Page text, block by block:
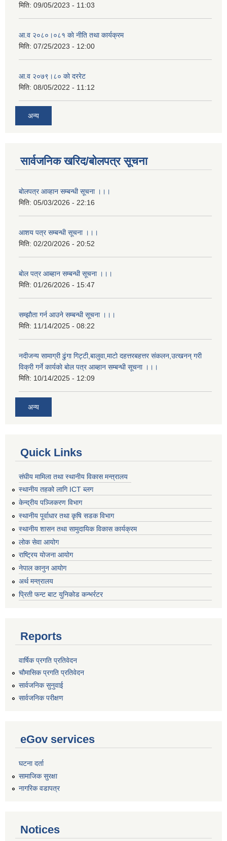
मिति: 09/05/2023 - 11:03
आ.व २०८०।०८१ काे नीति तथा कार्यक्रम
मिति: 07/25/2023 - 12:00
आ.व २०७९।८० काे दररेट
मिति: 08/05/2022 - 11:12
अन्य
सार्वजनिक खरिद/बोलपत्र सूचना
बोलपत्र आव्हान सम्बन्धी सूचना ।।।
मिति: 05/03/2026 - 22:16
आशय पत्र सम्बन्धी सूचना ।।।
मिति: 02/20/2026 - 20:52
बाेल पत्र आब्हान सम्बन्धी सूचना ।।।
मिति: 01/26/2026 - 15:47
सम्झाैता गर्न आउने सम्बन्धी सूचना ।।।
मिति: 11/14/2025 - 08:22
नदीजन्य सामाग्री ढुंगा गिट्टी,बालुवा,माटो दहत्तरबहत्तर संकलन,उत्खनन् गरी
विक्री गर्ने कार्यकाे बोल पत्र आब्हान सम्बन्धी सूचना ।।।
मिति: 10/14/2025 - 12:09
अन्य
Quick Links
संघीय मामिला तथा स्थानीय विकास मन्त्रालय
स्थानीय तहको लागि ICT ब्लग
केन्द्रीय पञ्जिकरण विभाग
स्थानीय पूर्वाधार तथा कृषि सडक विभाग
स्थानीय शासन तथा सामुदायिक विकास कार्यक्रम
लोक सेवा आयोग
राष्ट्रिय योजना आयोग
नेपाल कानुन आयोग
अर्थ मन्त्रालय
प्रिती फन्ट बाट युनिकोड कन्भर्रटर
Reports
वार्षिक प्रगति प्रतिवेदन
चौमासिक प्रगति प्रतिवेदन
सार्वजनिक सुनुवाई
सार्वजनिक परीक्षण
eGov services
घटना दर्ता
सामाजिक सुरक्षा
नागरिक वडापत्र
Notices